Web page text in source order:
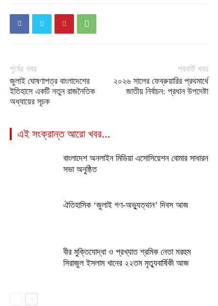
পূর্বের খবর
জুলাই ঘোষণাপত্র বাংলাদেশের
ইতিহাসে একটি নতুন রাজনৈতিক
অধ্যায়ের সূচক
পরবর্তি খবর
২০২৬ সালের ফেব্রুয়ারির প্রথমার্ধে
জাতীয় নির্বাচন: প্রধান উপদেষ্টা
এই সংক্রান্ত আরো খবর...
বাংলাদেশ অনলাইন মিডিয়া এসোসিয়েশন বোমার সাধারন
সভা অনুষ্ঠিত
ঐতিহাসিক ‘জুলাই গণ-অভ্যুত্থান’ দিবস আজ
বীর মুক্তিযোদ্ধা ও প্রখ্যাত শ্রমিক নেতা মরহুম
সিরাজুল ইসলাম খানের ২২তম মৃত্যুবার্ষিকী আজ